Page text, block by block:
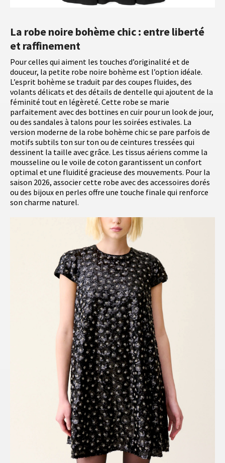
La robe noire bohème chic : entre liberté
et raffinement
Pour celles qui aiment les touches d’originalité et de
douceur, la petite robe noire bohème est l’option idéale.
L’esprit bohème se traduit par des coupes fluides, des
volants délicats et des détails de dentelle qui ajoutent de la
féminité tout en légèreté. Cette robe se marie
parfaitement avec des bottines en cuir pour un look de jour,
ou des sandales à talons pour les soirées estivales. La
version moderne de la robe bohème chic se pare parfois de
motifs subtils ton sur ton ou de ceintures tressées qui
dessinent la taille avec grâce. Les tissus aériens comme la
mousseline ou le voile de coton garantissent un confort
optimal et une fluidité gracieuse des mouvements. Pour la
saison 2026, associer cette robe avec des accessoires dorés
ou des bijoux en perles offre une touche finale qui renforce
son charme naturel.